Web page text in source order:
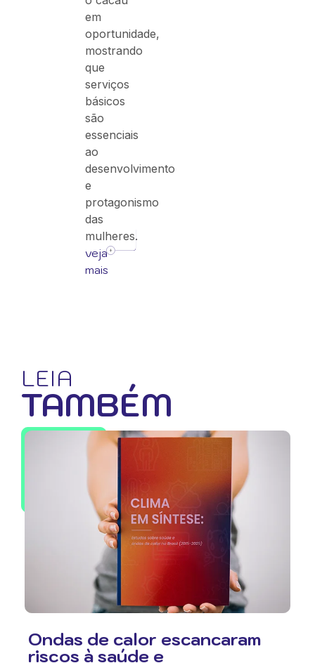
em
oportunidade,
mostrando
que
serviços
básicos
são
essenciais
ao
desenvolvimento
e
protagonismo
das
mulheres.
veja
mais
LEIA
TAMBÉM
Ondas de calor escancaram
riscos à saúde e